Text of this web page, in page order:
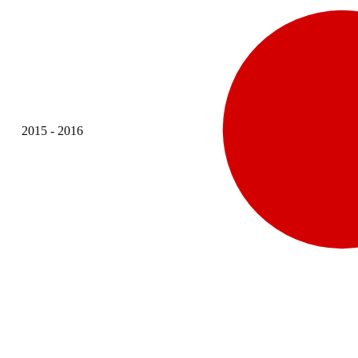
2015 - 2016